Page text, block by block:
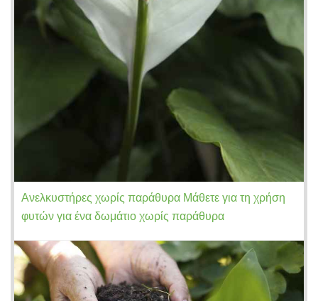
Ανελκυστήρες χωρίς παράθυρα Μάθετε για τη χρήση
φυτών για ένα δωμάτιο χωρίς παράθυρα